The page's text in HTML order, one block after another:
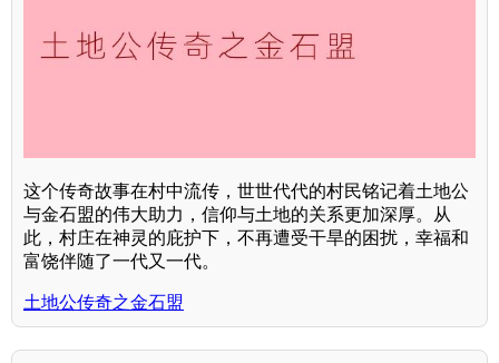
这个传奇故事在村中流传，世世代代的村民铭记着土地公
与金石盟的伟大助力，信仰与土地的关系更加深厚。从
此，村庄在神灵的庇护下，不再遭受干旱的困扰，幸福和
富饶伴随了一代又一代。
土地公传奇之金石盟